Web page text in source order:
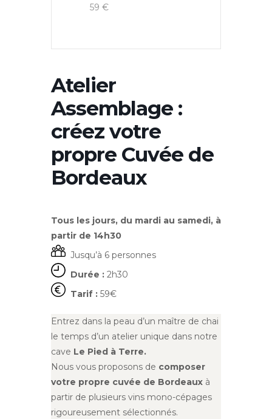
59 €
Atelier
Assemblage :
créez votre
propre Cuvée de
Bordeaux
Tous les jours, du mardi au samedi, à
partir de 14h30
Jusqu’à 6 personnes
Durée : 2h30
Tarif : 59€
Entrez dans la peau d’un maître de chai
le temps d’un atelier unique dans notre
cave Le Pied à Terre.
Nous vous proposons de composer
votre propre cuvée de Bordeaux à
partir de plusieurs vins mono-cépages
rigoureusement sélectionnés.